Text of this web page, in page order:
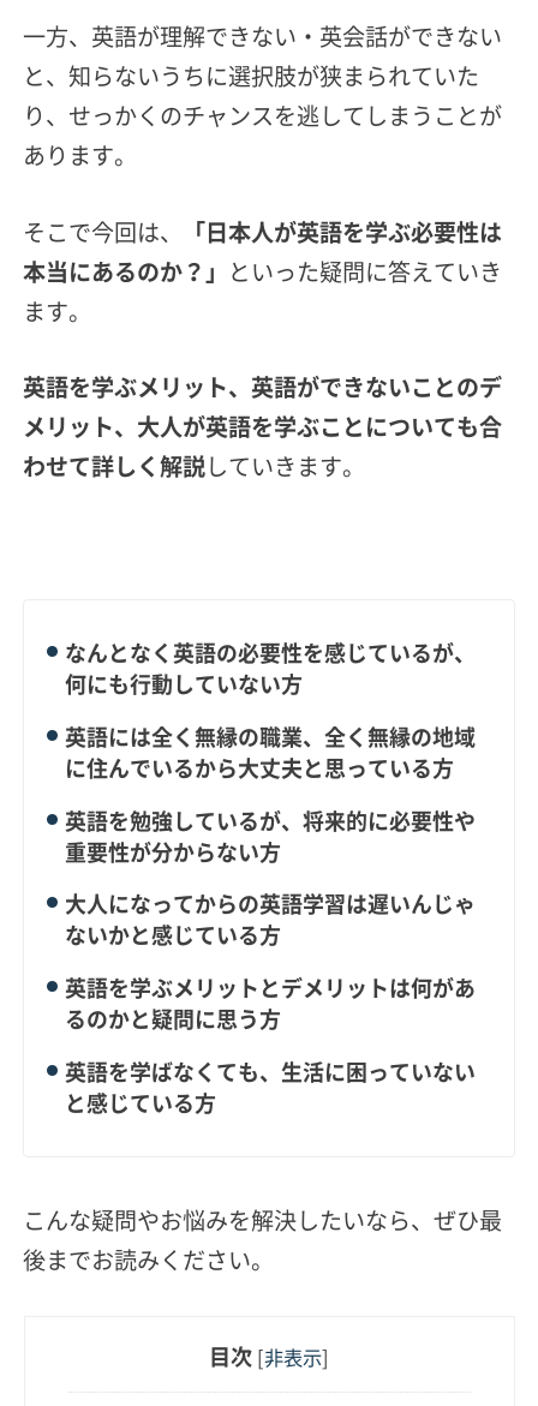
一方、英語が理解できない・英会話ができない
と、知らないうちに選択肢が狭まられていた
り、せっかくのチャンスを逃してしまうことが
あります。
そこで今回は、
「日本人が英語を学ぶ必要性は
本当にあるのか？」
といった疑問に答えていき
ます。
英語を学ぶメリット、英語ができないことのデ
メリット、大人が英語を学ぶことについても合
わせて詳しく解説 していきます。
なんとなく英語の必要性を感じているが、
何にも行動していない方
英語には全く無縁の職業、全く無縁の地域
に住んでいるから大丈夫と思っている方
英語を勉強しているが、将来的に必要性や
重要性が分からない方
大人になってからの英語学習は遅いんじゃ
ないかと感じている方
英語を学ぶメリットとデメリットは何があ
るのかと疑問に思う方
英語を学ばなくても、生活に困っていない
と感じている方
こんな疑問やお悩みを解決したいなら、ぜひ最
後までお読みください。
目次 非表示